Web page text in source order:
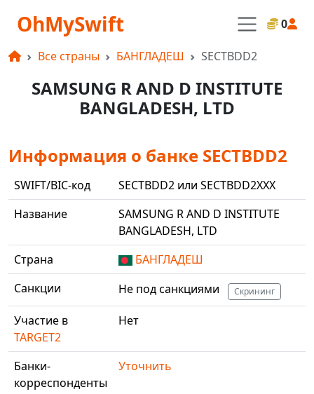
OhMySwift 0
Все страны БАНГЛАДЕШ SECTBDD2
SAMSUNG R AND D INSTITUTE
BANGLADESH, LTD
Информация о банке SECTBDD2
SWIFT/BIC-код
SECTBDD2 или SECTBDD2XXX
Название
SAMSUNG R AND D INSTITUTE
BANGLADESH, LTD
Страна
БАНГЛАДЕШ
Санкции
Не под санкциями Скрининг
Участие в
TARGET2
Нет
Банки-
корреспонденты
Уточнить